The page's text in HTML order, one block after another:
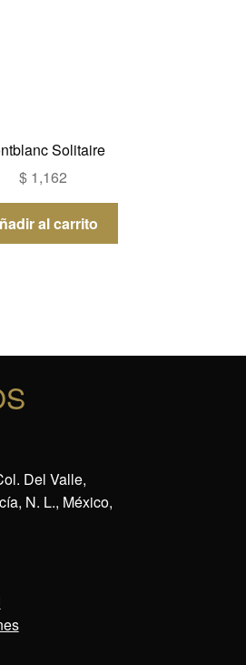
Solitaire
$1,162
al carrito
Del Valle,
N. L., México,